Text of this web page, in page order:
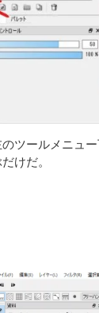
のツールメニュ
けだ。